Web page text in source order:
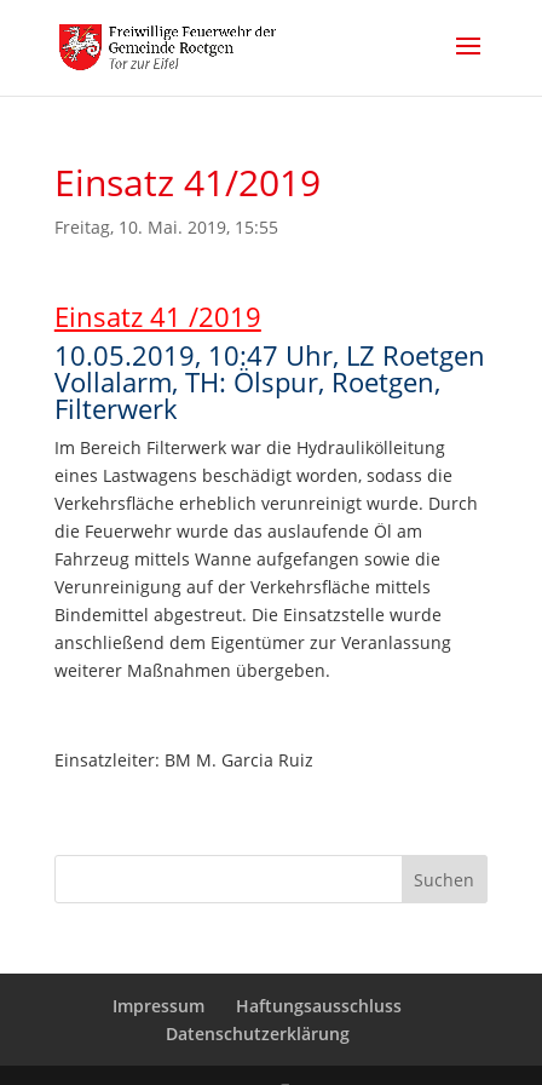
Einsatz 41/2019
Freitag, 10. Mai. 2019, 15:55
Einsatz 41 /2019
10.05.2019, 10:47 Uhr, LZ Roetgen
Vollalarm, TH: Ölspur, Roetgen,
Filterwerk
Im Bereich Filterwerk war die Hydraulikölleitung
eines Lastwagens beschädigt worden, sodass die
Verkehrsfläche erheblich verunreinigt wurde. Durch
die Feuerwehr wurde das auslaufende Öl am
Fahrzeug mittels Wanne aufgefangen sowie die
Verunreinigung auf der Verkehrsfläche mittels
Bindemittel abgestreut. Die Einsatzstelle wurde
anschließend dem Eigentümer zur Veranlassung
weiterer Maßnahmen übergeben.
Einsatzleiter: BM M. Garcia Ruiz
Suchen
Impressum
Haftungsausschluss
Datenschutzerklärung